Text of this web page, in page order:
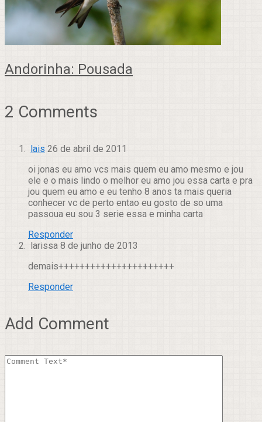
Andorinha: Pousada
2 Comments
lais 26 de abril de 2011
oi jonas eu amo vcs mais quem eu amo mesmo e jou
ele e o mais lindo o melhor eu amo jou essa carta e pra
jou quem eu amo e eu tenho 8 anos ta mais queria
conhecer vc de perto entao eu gosto de so uma
passoua eu sou 3 serie essa e minha carta
Responder
larissa 8 de junho de 2013
demais++++++++++++++++++++++
Responder
Add Comment